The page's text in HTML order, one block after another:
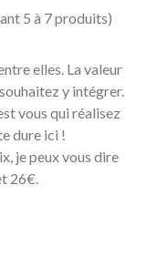
5 à 7 produits)
elles. La valeur
y intégrer.
vous qui réalisez
dure ici !
je peux vous dire
26€.